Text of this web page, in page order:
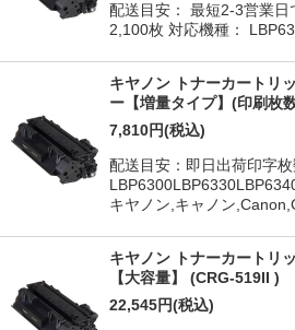
配送目安： 最短2-3営業
2,100枚 対応機種：
キヤノン トナーカートリ
ー【増量タイプ】(印刷枚
7,810円(税込)
配送目安：即日出荷印字
キヤノン,キャノン
キヤノン トナーカートリ
【大容量】 (CRG-519II )
22,545円(税込)